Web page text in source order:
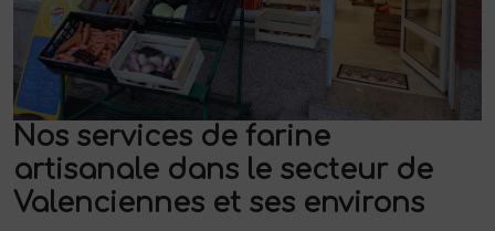
Nos services de farine
artisanale dans le secteur de
Valenciennes et ses environs